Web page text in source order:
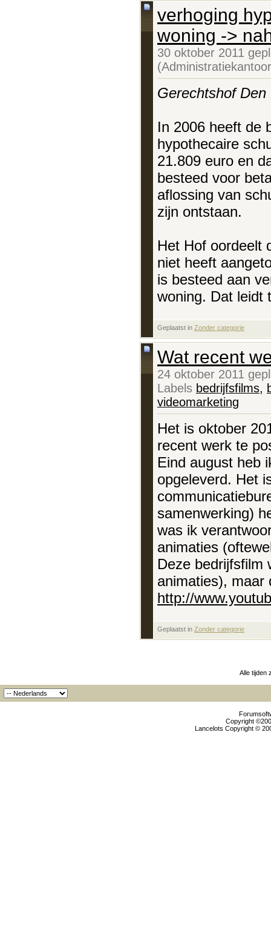
verhoging
woning ->
30 oktober 2011
Gerechtshof Den
In 2006 heeft de
hypothecaire
21.809 euro en
besteed voor
aflossing van
zijn ontstaan.
Het Hof oordeelt
niet heeft
is besteed aan
woning. Dat leidt
Geplaatst in Zonder categorie
Wat recent
24 oktober 2011
Labels bedrijfsfilms,
videomarketing
Het is oktober
recent werk te
Eind august heb
opgeleverd. Het
samenwerking)
was ik
animaties
Deze bedrijfsfilm
animaties), maar
http://
Geplaatst in Zonder categorie
Alle tijden
Copyright
Lancelots Copyright ©